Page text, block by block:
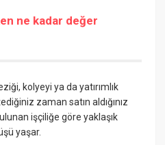
ne kadar değer
kolyeyi ya da yatırımlık
zaman satın aldığınız
işçiliğe göre yaklaşık
yaşar.